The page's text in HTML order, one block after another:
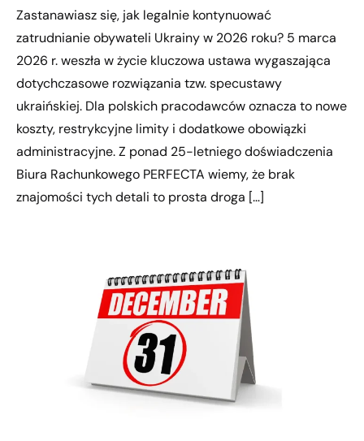
Zastanawiasz się, jak legalnie kontynuować
zatrudnianie obywateli Ukrainy w 2026 roku? 5 marca
2026 r. weszła w życie kluczowa ustawa wygaszająca
dotychczasowe rozwiązania tzw. specustawy
ukraińskiej. Dla polskich pracodawców oznacza to nowe
koszty, restrykcyjne limity i dodatkowe obowiązki
administracyjne. Z ponad 25-letniego doświadczenia
Biura Rachunkowego PERFECTA wiemy, że brak
znajomości tych detali to prosta droga […]